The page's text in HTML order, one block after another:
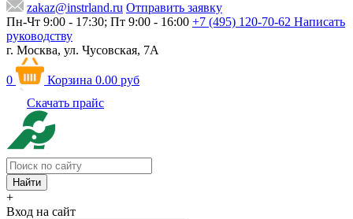
zakaz@instrland.ru Отправить заявку
Пн-Чт 9:00 - 17:30; Пт 9:00 - 16:00 +7 (495) 120-70-62 Написать
руководству
г. Москва, ул. Чусовская, 7А
0 Корзина 0.00 руб
Скачать прайс
+
Вход на сайт